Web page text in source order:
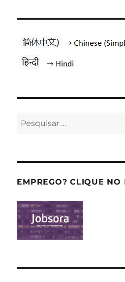
Pesquisar
por:
EMPREGO? CLIQUE